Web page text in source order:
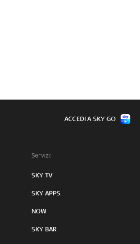
Servizi:
SKY TV
SKY APPS
NOW
SKY BAR
ACCEDI A SKY GO